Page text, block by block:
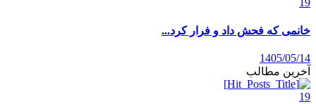
خانمی که فحش داد و فرار کرد...
1405/05/14
آخرین مطالب
19